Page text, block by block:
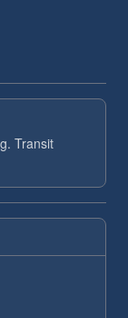
Transit